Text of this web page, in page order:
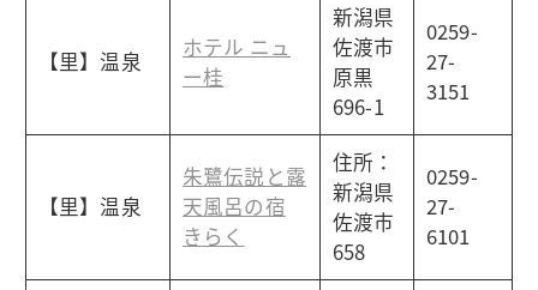
【里】温泉
ホテル ニュ
ー桂
新潟県
佐渡市
原黒
696-1
0259-
27-
3151
【里】温泉
朱鷺伝説と露
天風呂の宿
きらく
住所：
新潟県
佐渡市
658
0259-
27-
6101